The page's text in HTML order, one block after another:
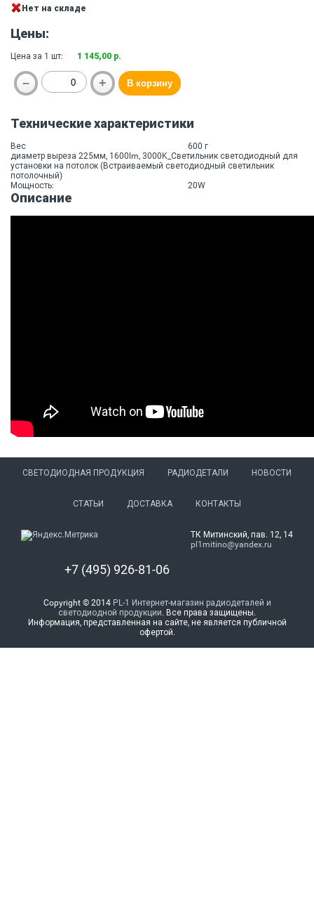
Нет на складе
Цены:
Цена за 1 шт: 1 145,00 р.
Технические характеристики
Вес
600 г
диаметр выреза 225мм, 1600lm, 3000K_Светильник светодиодный для
установки на потолок (Встраиваемый светодиодный светильник
потолочный)
Мощность:
20W
Описание
СВЕТОДИОДНАЯ ПРОДУКЦИЯ РАДИОДЕТАЛИ НОВОСТИ
СТАТЬИ ДОСТАВКА КОНТАКТЫ
ТК Митинский, пав. 12, 14
pl1mitino@yandex.ru
+7 (495) 926-81-06
Copyright © 2014 PL-1 Интернет-магазин радиодеталей и
светодиодной продукции. Все права защищены.
Информация, представленная на сайте, не является публичной
офертой.